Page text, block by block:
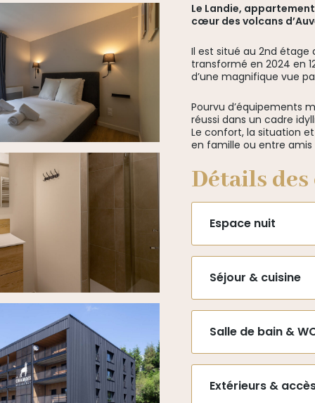
Le Landie,
cœur des volcans
Il est situé au 2nd étage
transformé en 2024 en
d’une magnifique vue
Pourvu d’équipements
réussi dans un cadre
Le confort, la situation
en famille ou entre amis
Détails des
Espace nuit
Séjour & cuisine
Salle de bain &
Extérieurs &